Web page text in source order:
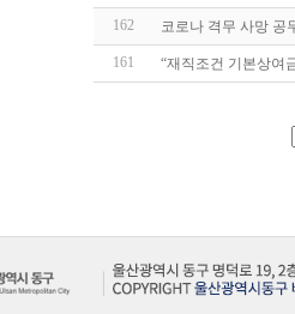
162 코로나 격무 사망 공
161 “재직조건 기본상여